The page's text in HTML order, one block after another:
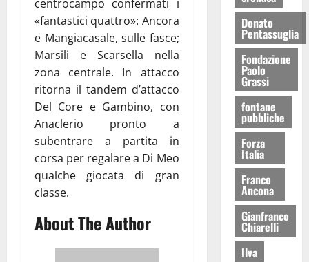
centrocampo confermati i
«fantastici quattro»: Ancora
e Mangiacasale, sulle fasce;
Marsili e Scarsella nella
zona centrale. In attacco
ritorna il tandem d’attacco
Del Core e Gambino, con
Anaclerio pronto a
subentrare a partita in
corsa per regalare a Di Meo
qualche giocata di gran
classe.
About The Author
Donato
Pentassuglia
Fondazione
Paolo
Grassi
fontane
pubbliche
Forza
Italia
Franco
Ancona
Gianfranco
Chiarelli
Ilva